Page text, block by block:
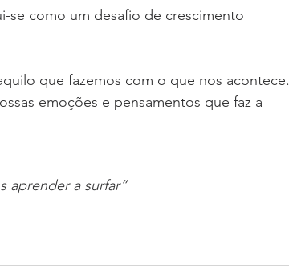
se como um desafio de crescimento
que fazemos com o que nos acontece.
emoções e pensamentos que faz a
aprender a surfar”